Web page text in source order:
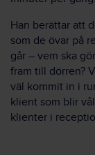
Han berättar att
som de övar på
går – vem ska
fram till dörren?
väl kommit in i
klient som blir
klienter i